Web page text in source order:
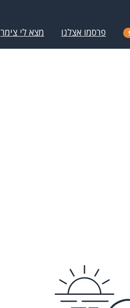
פרסמו אצלנו מצא לי צימר